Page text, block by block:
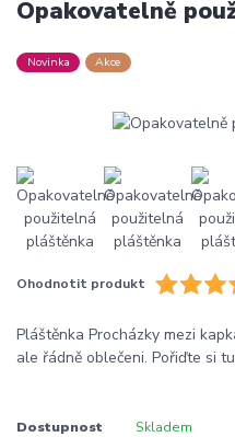
Opakovatelně
Novinka Akce
Ohodnotit produkt
Pláštěnka Procházky mezi
ale řádně oblečeni. Pořiďte si
Dostupnost Skladem